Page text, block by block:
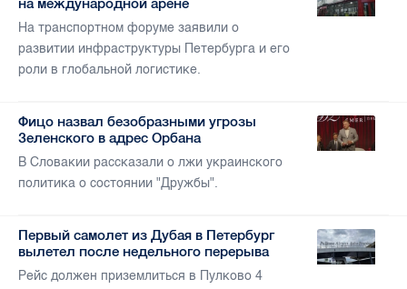
на международной арене
На транспортном форуме заявили о
развитии инфраструктуры Петербурга и его
роли в глобальной логистике.
Фицо назвал безобразными угрозы
Зеленского в адрес Орбана
В Словакии рассказали о лжи украинского
политика о состоянии "Дружбы".
Первый самолет из Дубая в Петербург
вылетел после недельного перерыва
Рейс должен приземлиться в Пулково 4